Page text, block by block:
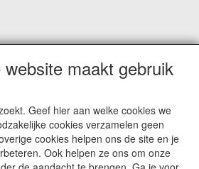
zoek? maakt gebruik
Geef hier aan welke cookies we
cookies verzamelen geen
cookies helpen ons de site en je
Ook helpen ze ons om onze